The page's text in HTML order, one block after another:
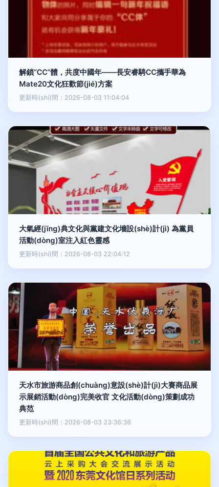
解鎖“CC”體，共度中國年——長安睿騁CC攜手華為
Mate20文化狂歡節(jié)方案
更新時(shí)間：2026-08-03 11:04:04
大氣經(jīng)典文化與黨建文化墻設(shè)計(jì) 為黨員
活動(dòng)室注入紅色靈感
更新時(shí)間：2026-08-03 22:04:12
天水市旅游商品創(chuàng)意設(shè)計(jì)大賽商品展
示展銷活動(dòng)完美收官 文化活動(dòng)策劃成功
典范
更新時(shí)間：2026-08-03 23:36:36